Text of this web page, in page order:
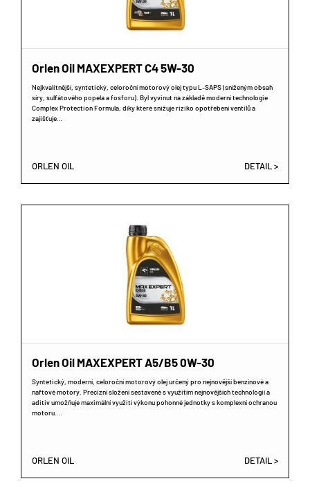
Orlen Oil MAXEXPERT C4 5W-30
Nejkvalitnější, syntetický, celoroční motorový olej typu L-SAPS (sníženým obsah
síry, sulfátového popela a fosforu). Byl vyvinut na základě moderní technologie
Complex Protection Formula, díky které snižuje riziko opotřebení ventilů a
zajišťuje…
ORLEN OIL DETAIL >
Orlen Oil MAXEXPERT A5/B5 0W-30
Syntetický, moderní, celoroční motorový olej určený pro nejnovější benzínové a
naftové motory. Precizní složení sestavené s využitím nejnovějších technologií a
aditiv umožňuje maximální využití výkonu pohonné jednotky s komplexní ochranou
motoru.…
ORLEN OIL DETAIL >